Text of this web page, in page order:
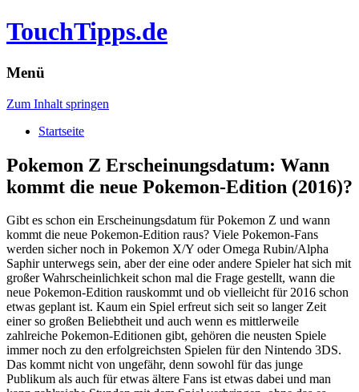
TouchTipps.de
Menü
Zum Inhalt springen
Startseite
Pokemon Z Erscheinungsdatum: Wann
kommt die neue Pokemon-Edition (2016)?
Gibt es schon ein Erscheinungsdatum für Pokemon Z und wann
kommt die neue Pokemon-Edition raus? Viele Pokemon-Fans
werden sicher noch in Pokemon X/Y oder Omega Rubin/Alpha
Saphir unterwegs sein, aber der eine oder andere Spieler hat sich mit
großer Wahrscheinlichkeit schon mal die Frage gestellt, wann die
neue Pokemon-Edition rauskommt und ob vielleicht für 2016 schon
etwas geplant ist. Kaum ein Spiel erfreut sich seit so langer Zeit
einer so großen Beliebtheit und auch wenn es mittlerweile
zahlreiche Pokemon-Editionen gibt, gehören die neusten Spiele
immer noch zu den erfolgreichsten Spielen für den Nintendo 3DS.
Das kommt nicht von ungefähr, denn sowohl für das junge
Publikum als auch für etwas ältere Fans ist etwas dabei und man